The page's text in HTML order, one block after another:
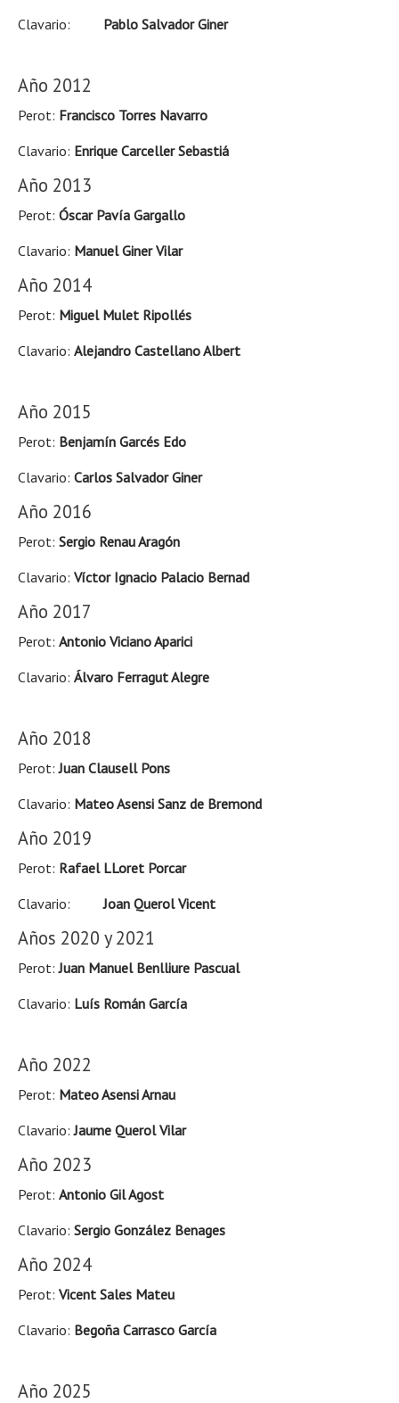
Clavario:
Pablo Salvador Giner
Año 2012
Perot: Francisco Torres Navarro
Clavario: Enrique Carceller Sebastiá
Año 2013
Perot: Óscar Pavía Gargallo
Clavario: Manuel Giner Vilar
Año 2014
Perot: Miguel Mulet Ripollés
Clavario: Alejandro Castellano Albert
Año 2015
Perot: Benjamín Garcés Edo
Clavario: Carlos Salvador Giner
Año 2016
Perot: Sergio Renau Aragón
Clavario: Víctor Ignacio Palacio Bernad
Año 2017
Perot: Antonio Viciano Aparici
Clavario: Álvaro Ferragut Alegre
Año 2018
Perot:Juan Clausell Pons
Clavario: Mateo Asensi Sanz de Bremond
Año 2019
Perot: Rafael LLoret Porcar
Clavario:
Joan Querol Vicent
Años 2020 y 2021
Perot:Juan Manuel Benlliure Pascual
Clavario: Luís Román García
Año 2022
Perot: Mateo Asensi Arnau
Clavario:Jaume Querol Vilar
Año 2023
Perot: Antonio Gil Agost
Clavario: Sergio González Benages
Año 2024
Perot: Vicent Sales Mateu
Clavario: Begoña Carrasco García
Año 2025